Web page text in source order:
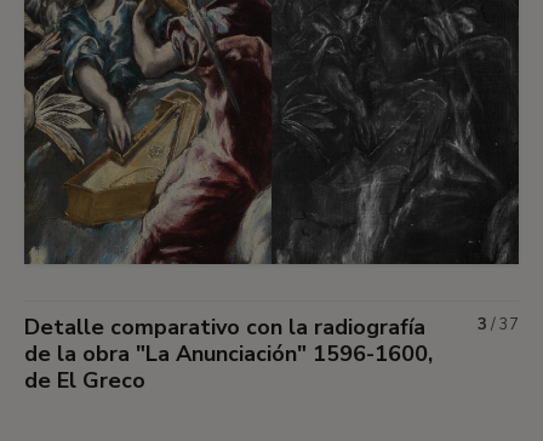
Detalle comparativo con la radiografía
de la obra "La Anunciación" 1596-1600,
de El Greco
3 /37